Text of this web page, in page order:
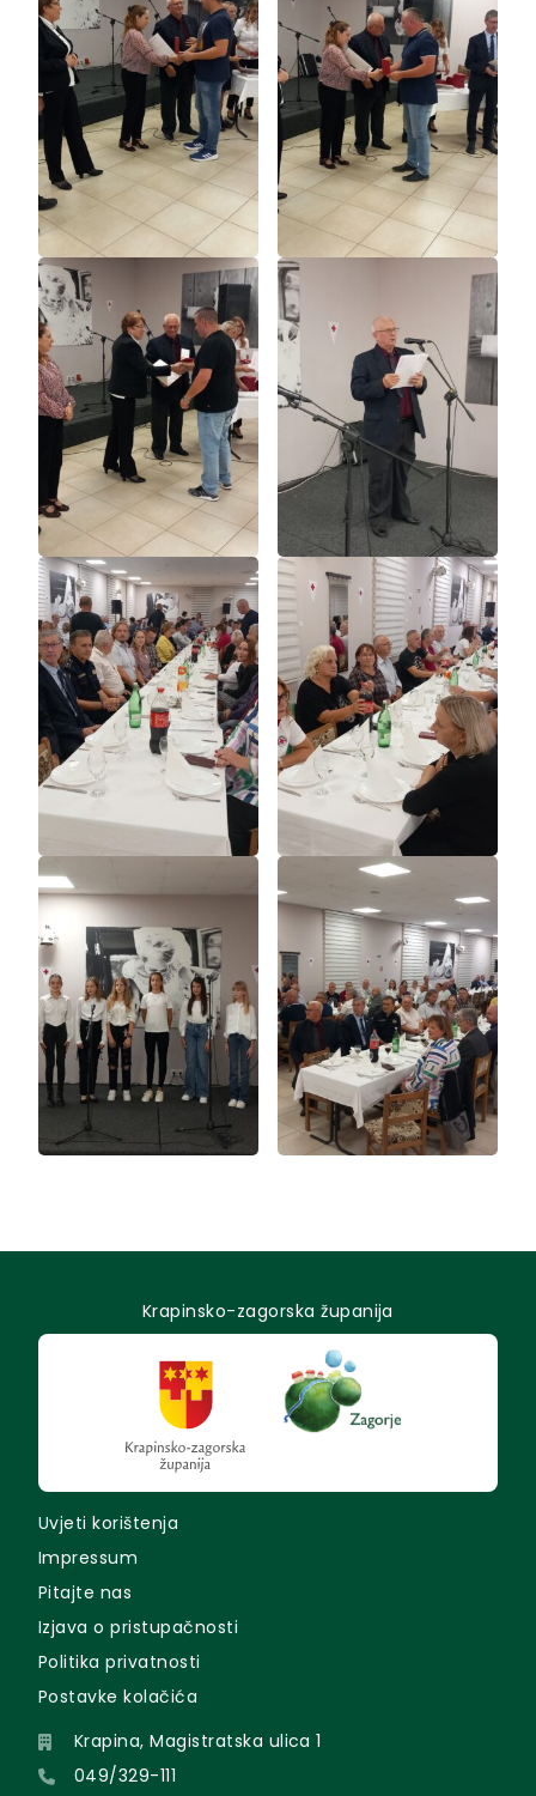
Krapinsko-zagorska županija
Uvjeti korištenja
Impressum
Pitajte nas
Izjava o pristupačnosti
Politika privatnosti
Postavke kolačića
Krapina, Magistratska ulica 1
049/329-111